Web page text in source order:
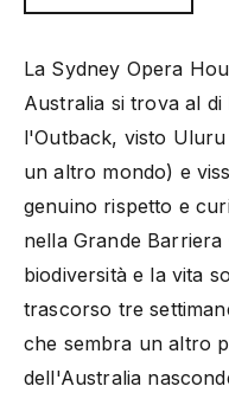
La Sydney Opera
Australia si trova al
l'Outback, visto
un altro mondo) e
genuino rispetto e
nella Grande
biodiversità e la vita
trascorso tre
che sembra un altro
dell'Australia